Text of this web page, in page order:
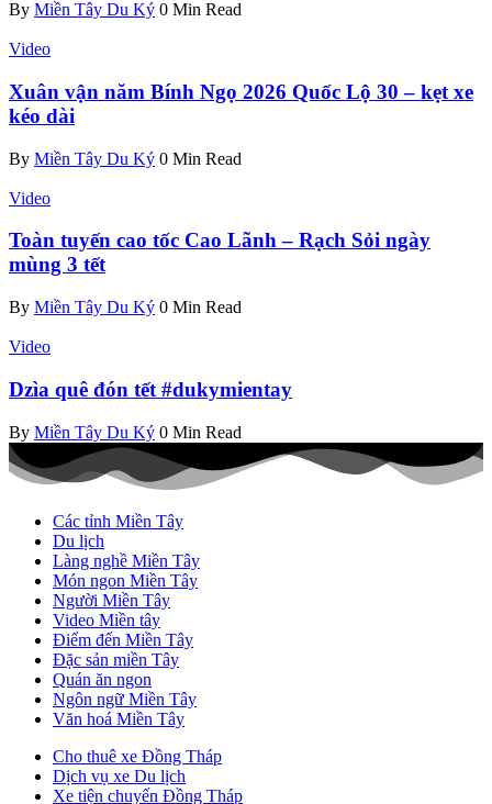
By Miền Tây Du Ký 0 Min Read
Video
Xuân vận năm Bính Ngọ 2026 Quốc Lộ 30 – kẹt xe
kéo dài
By Miền Tây Du Ký 0 Min Read
Video
Toàn tuyến cao tốc Cao Lãnh – Rạch Sỏi ngày
mùng 3 tết
By Miền Tây Du Ký 0 Min Read
Video
Dzìa quê đón tết #dukymientay
By Miền Tây Du Ký 0 Min Read
Các tỉnh Miền Tây
Du lịch
Làng nghề Miền Tây
Món ngon Miền Tây
Người Miền Tây
Video Miền tây
Điểm đến Miền Tây
Đặc sản miền Tây
Quán ăn ngon
Ngôn ngữ Miền Tây
Văn hoá Miền Tây
Cho thuê xe Đồng Tháp
Dịch vụ xe Du lịch
Xe tiện chuyến Đồng Tháp